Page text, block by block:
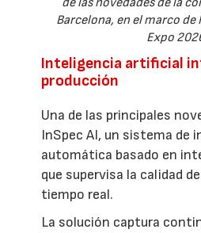
Barcelona, en el marco de
Expo
Inteligencia artificial
producción
Una de las principales
InSpec AI, un sistema de
automática basado en
que supervisa la calidad
tiempo real.
La solución captura